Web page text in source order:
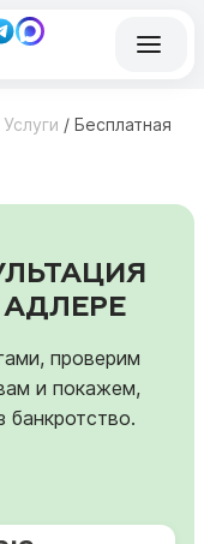
Услуги / Бесплатная
проверим
и покажем,
банкротство.